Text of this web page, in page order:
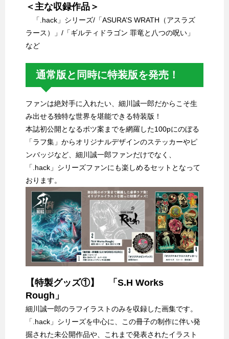
＜主な収録作品＞
「.hack」シリーズ/「ASURA’S WRATH（アスラズ
ラース）」/「ギルティドラゴン 罪竜と八つの呪い」
など
通常版と同時に特装版を発売！
ファンは絶対手に入れたい、細川誠一郎だからこそ生
み出せる独特な世界を堪能できる特装版！
本誌初公開となるボツ案までを網羅した100pにのぼる
「ラフ集」からオリジナルデザインのステッカーやピ
ンバッジなど、細川誠一郎ファンだけでなく、
「.hack」シリーズファンにも楽しめるセットとなって
おります。
【特製グッズ①】 「S.H Works
Rough」
細川誠一郎のラフイラストのみを収録した画集です。
「.hack」シリーズを中心に、この冊子の制作に伴い発
掘された未公開作品や、これまで発表されたイラスト